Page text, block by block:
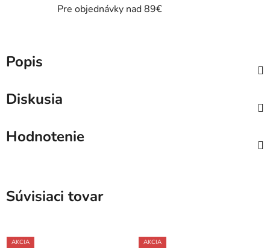
Pre objednávky nad 89€
Popis
Diskusia
Hodnotenie
Súvisiaci tovar
AKCIA
AKCIA